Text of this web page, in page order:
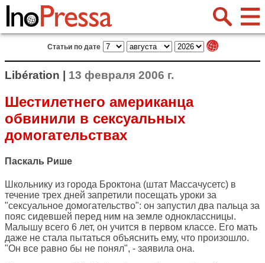
Статьи по дате
Libération | 13 февраля 2006 г.
Шестилетнего американца
обвинили в сексуальных
домогательствах
Паскаль Рише
Школьнику из города Броктона (штат Массачусетс) в
течение трех дней запретили посещать уроки за
"сексуальное домогательство": он запустил два пальца за
пояс сидевшей перед ним на земле одноклассницы.
Малышу всего 6 лет, он учится в первом классе. Его мать
даже не стала пытаться объяснить ему, что произошло.
"Он все равно бы не понял", - заявила она.